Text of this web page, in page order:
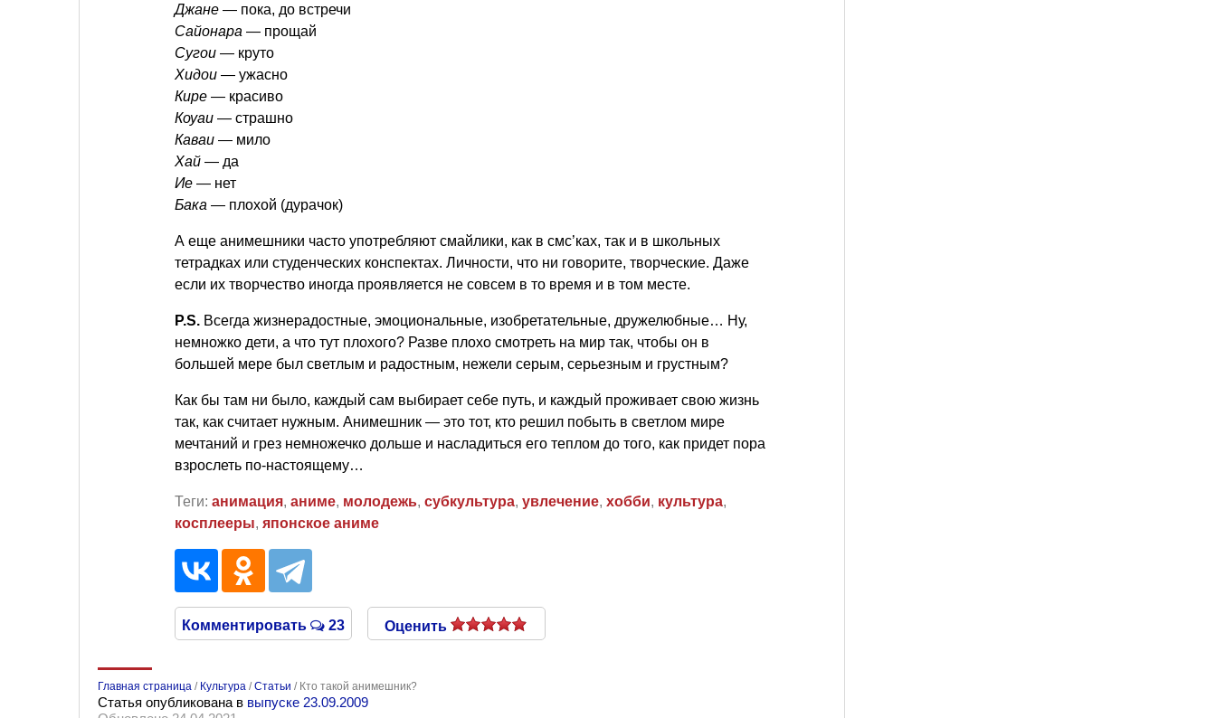
Джане — пока, до встречи
Сайонара — прощай
Сугои — круто
Хидои — ужасно
Кире — красиво
Коуаи — страшно
Каваи — мило
Хай — да
Ие — нет
Бака — плохой (дурачок)
А еще анимешники часто употребляют смайлики, как в смс’ках, так и в школьных
тетрадках или студенческих конспектах. Личности, что ни говорите, творческие. Даже
если их творчество иногда проявляется не совсем в то время и в том месте.
P.S. Всегда жизнерадостные, эмоциональные, изобретательные, дружелюбные… Ну,
немножко дети, а что тут плохого? Разве плохо смотреть на мир так, чтобы он в
большей мере был светлым и радостным, нежели серым, серьезным и грустным?
Как бы там ни было, каждый сам выбирает себе путь, и каждый проживает свою жизнь
так, как считает нужным. Анимешник — это тот, кто решил побыть в светлом мире
мечтаний и грез немножечко дольше и насладиться его теплом до того, как придет пора
взрослеть по-настоящему…
Теги: анимация, аниме, молодежь, субкультура, увлечение, хобби, культура,
косплееры, японское аниме
Комментировать 23 Оценить
Главная страница / Культура /Статьи / Кто такой анимешник?
Статья опубликована в выпуске 23.09.2009